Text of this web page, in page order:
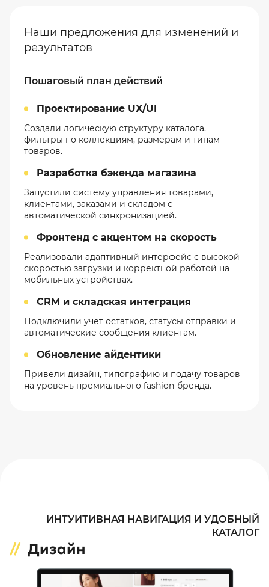
Наши предложения для изменений и
результатов
Пошаговый план действий
Проектирование UX/UI
Создали логическую структуру каталога,
фильтры по коллекциям, размерам и типам
товаров.
Разработка бэкенда магазина
Запустили систему управления товарами,
клиентами, заказами и складом с
автоматической синхронизацией.
Фронтенд с акцентом на скорость
Реализовали адаптивный интерфейс с высокой
скоростью загрузки и корректной работой на
мобильных устройствах.
CRM и складская интеграция
Подключили учет остатков, статусы отправки и
автоматические сообщения клиентам.
Обновление айдентики
Привели дизайн, типографию и подачу товаров
на уровень премиального fashion-бренда.
Дизайн
ИНТУИТИВНАЯ НАВИГАЦИЯ И УДОБНЫЙ
КАТАЛОГ